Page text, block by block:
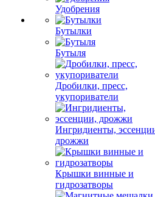
Удобрения
Бутылки
Бутыля
Дробилки, пресс,
укупориватели
Ингридиенты,
дрожжи
Крышки винные и
гидрозатворы